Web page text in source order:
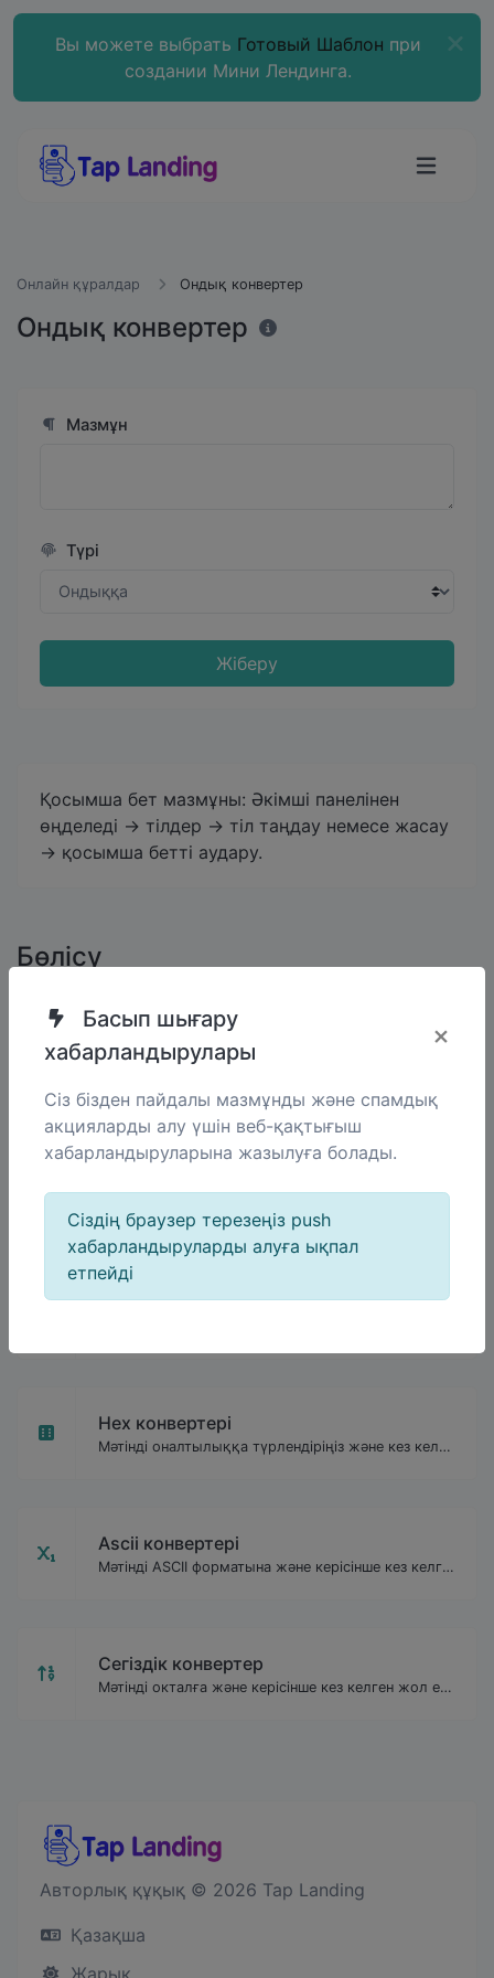
Вы можете выбрать Готовый Шаблон при
создании Мини Лендинга.
Онлайн құралдар Ондық конвертер
Ондық конвертер
Мазмұн
Түрі
Жіберу
Қосымша бет мазмұны: Әкімші панелінен
өңделеді -> тілдер -> тіл таңдау немесе жасау
-> қосымша бетті аудару.
Бөлісу
Ұқсас құралдар
Бинарлық конвертер
Hex конвертері
Мәтінді оналтылыққа түрлендіріңіз және кез келген жол енгізу үшін кері түрлендіріңіз.
Ascii конвертері
Мәтінді ASCII форматына және керісінше кез келген жол енгізу үшін.
Сегіздік конвертер
Мәтінді окталға және керісінше кез келген жол енгізу үшін түрлендіріңіз.
Авторлық құқық © 2026 Tap Landing
Қазақша
Жарық
Басып шығару
хабарландырулары
×
Сіз бізден пайдалы мазмұнды және спамдық
акцияларды алу үшін веб-қақтығыш
хабарландыруларына жазылуға болады.
Сіздің браузер терезеңіз push
хабарландыруларды алуға ықпал
етпейді